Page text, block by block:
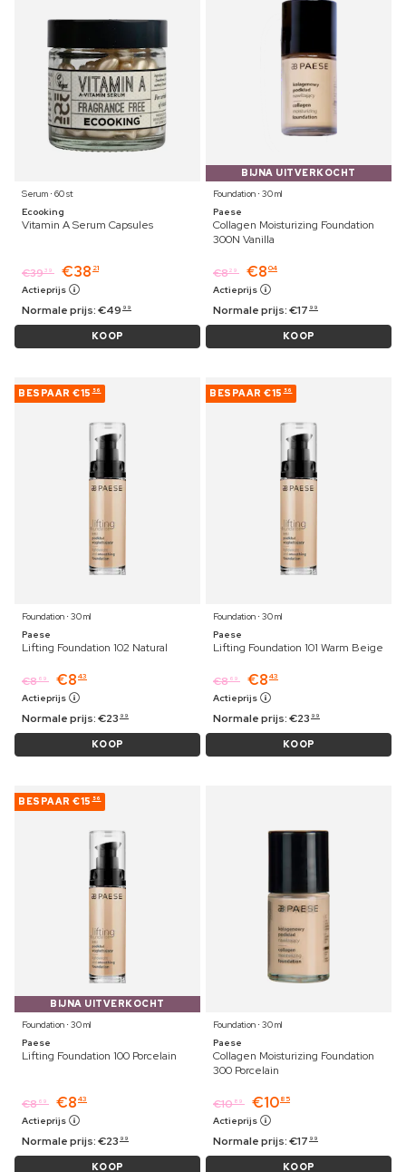
Serum ⋅ 60 st
Ecooking
Vitamin A Serum Capsules
€3939 €38 21
Actieprijs
Normale prijs:€49 99
KOOP
BIJNA UITVERKOCHT
Foundation ⋅ 30 ml
Paese
Collagen Moisturizing Foundation
300N Vanilla
€829 €8 04
Actieprijs
Normale prijs:€17 99
KOOP
BESPAAR €15 56
Foundation ⋅ 30 ml
Paese
Lifting Foundation 102 Natural
€8 69 €8 43
Actieprijs
Normale prijs:€23 99
KOOP
BESPAAR €15 56
Foundation ⋅ 30 ml
Paese
Lifting Foundation 101 Warm Beige
€8 69 €8 43
Actieprijs
Normale prijs:€23 99
KOOP
BESPAAR €15 56
BIJNA UITVERKOCHT
Foundation ⋅ 30 ml
Paese
Lifting Foundation 100 Porcelain
€8 69 €8 43
Actieprijs
Normale prijs:€23 99
KOOP
Foundation ⋅ 30 ml
Paese
Collagen Moisturizing Foundation
300 Porcelain
€10 89 €10 85
Actieprijs
Normale prijs:€17 99
KOOP